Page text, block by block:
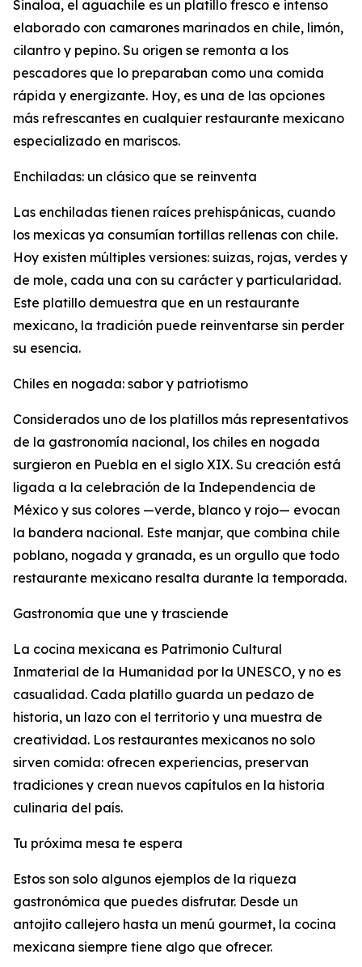
Sinaloa, el aguachile es un platillo fresco e intenso
elaborado con camarones marinados en chile, limón,
cilantro y pepino. Su origen se remonta a los
pescadores que lo preparaban como una comida
rápida y energizante. Hoy, es una de las opciones
más refrescantes en cualquier restaurante mexicano
especializado en mariscos.
Enchiladas: un clásico que se reinventa
Las enchiladas tienen raíces prehispánicas, cuando
los mexicas ya consumían tortillas rellenas con chile.
Hoy existen múltiples versiones: suizas, rojas, verdes y
de mole, cada una con su carácter y particularidad.
Este platillo demuestra que en un restaurante
mexicano, la tradición puede reinventarse sin perder
su esencia.
Chiles en nogada: sabor y patriotismo
Considerados uno de los platillos más representativos
de la gastronomía nacional, los chiles en nogada
surgieron en Puebla en el siglo XIX. Su creación está
ligada a la celebración de la Independencia de
México y sus colores —verde, blanco y rojo— evocan
la bandera nacional. Este manjar, que combina chile
poblano, nogada y granada, es un orgullo que todo
restaurante mexicano resalta durante la temporada.
Gastronomía que une y trasciende
La cocina mexicana es Patrimonio Cultural
Inmaterial de la Humanidad por la UNESCO, y no es
casualidad. Cada platillo guarda un pedazo de
historia, un lazo con el territorio y una muestra de
creatividad. Los restaurantes mexicanos no solo
sirven comida: ofrecen experiencias, preservan
tradiciones y crean nuevos capítulos en la historia
culinaria del país.
Tu próxima mesa te espera
Estos son solo algunos ejemplos de la riqueza
gastronómica que puedes disfrutar. Desde un
antojito callejero hasta un menú gourmet, la cocina
mexicana siempre tiene algo que ofrecer.